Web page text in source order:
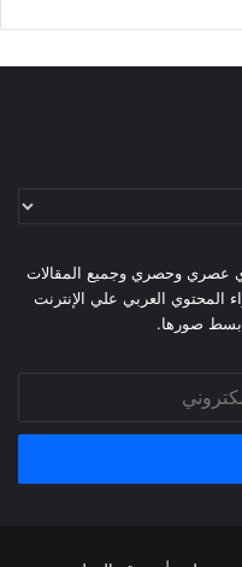
عصري وحصري وجميع المقالات
المحتوي العربي علي الإنترنت
صورها.